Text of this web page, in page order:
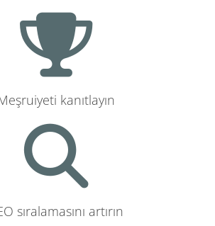
kanıtlayın
sıralamasını artırın